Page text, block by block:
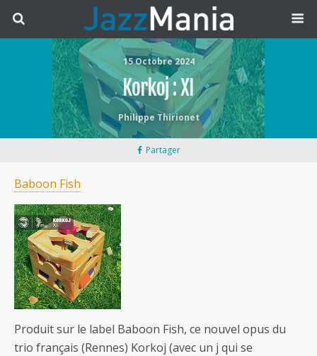
15 Octobre 2024
Korkoj : XI
Philippe Thirionet
Partager
Baboon Fish
Produit sur le label Baboon Fish, ce nouvel opus du
trio français (Rennes) Korkoj (avec un j qui se